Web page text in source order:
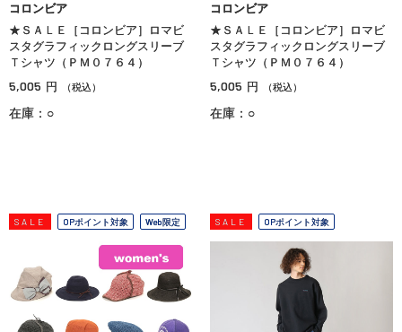
コロンビア
★ＳＡＬＥ［コロンビア］ロマビ
スタグラフィックロングスリーブ
Ｔシャツ（ＰＭ０７６４）
5,005 円 （税込）
在庫：○
コロンビア
★ＳＡＬＥ［コロンビア］ロマビ
スタグラフィックロングスリーブ
Ｔシャツ（ＰＭ０７６４）
5,005 円 （税込）
在庫：○
SALE OPポイント対象 Web限定 SALE OPポイント対象